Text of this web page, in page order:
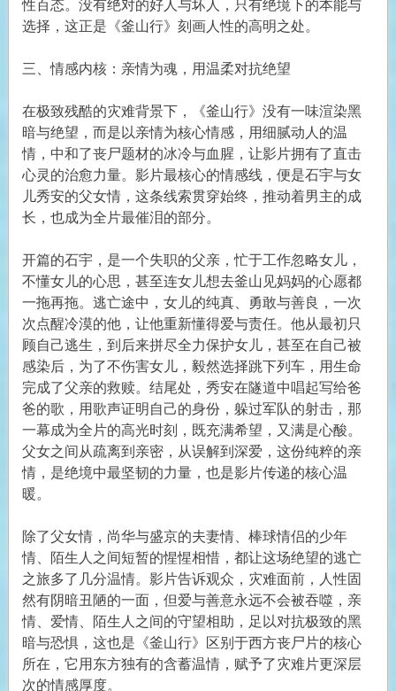
性百态。没有绝对的好人与坏人，只有绝境下的本能与
选择，这正是《釜山行》刻画人性的高明之处。
三、情感内核：亲情为魂，用温柔对抗绝望
在极致残酷的灾难背景下，《釜山行》没有一味渲染黑
暗与绝望，而是以亲情为核心情感，用细腻动人的温
情，中和了丧尸题材的冰冷与血腥，让影片拥有了直击
心灵的治愈力量。影片最核心的情感线，便是石宇与女
儿秀安的父女情，这条线索贯穿始终，推动着男主的成
长，也成为全片最催泪的部分。
开篇的石宇，是一个失职的父亲，忙于工作忽略女儿，
不懂女儿的心思，甚至连女儿想去釜山见妈妈的心愿都
一拖再拖。逃亡途中，女儿的纯真、勇敢与善良，一次
次点醒冷漠的他，让他重新懂得爱与责任。他从最初只
顾自己逃生，到后来拼尽全力保护女儿，甚至在自己被
感染后，为了不伤害女儿，毅然选择跳下列车，用生命
完成了父亲的救赎。结尾处，秀安在隧道中唱起写给爸
爸的歌，用歌声证明自己的身份，躲过军队的射击，那
一幕成为全片的高光时刻，既充满希望，又满是心酸。
父女之间从疏离到亲密，从误解到深爱，这份纯粹的亲
情，是绝境中最坚韧的力量，也是影片传递的核心温
暖。
除了父女情，尚华与盛京的夫妻情、棒球情侣的少年
情、陌生人之间短暂的惺惺相惜，都让这场绝望的逃亡
之旅多了几分温情。影片告诉观众，灾难面前，人性固
然有阴暗丑陋的一面，但爱与善意永远不会被吞噬，亲
情、爱情、陌生人之间的守望相助，足以对抗极致的黑
暗与恐惧，这也是《釜山行》区别于西方丧尸片的核心
所在，它用东方独有的含蓄温情，赋予了灾难片更深层
次的情感厚度。